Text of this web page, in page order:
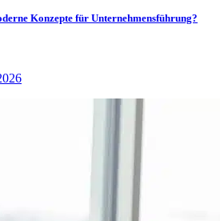
Konzepte für Unternehmensführung?